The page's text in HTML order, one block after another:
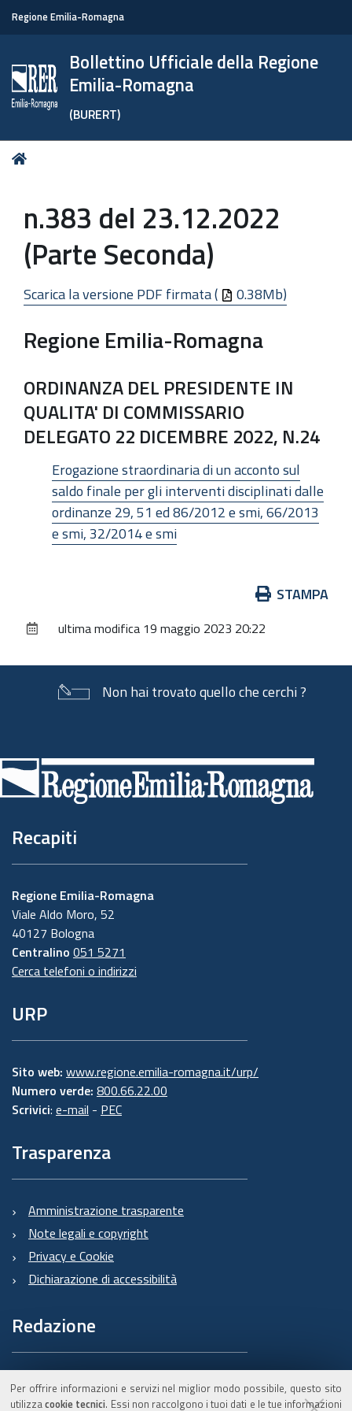
Per offrire informazioni e servizi nel miglior modo possibile, questo sito
utilizzacookie tecnici. Essi non raccolgono i tuoi dati e le tue informazioni
Regione Emilia-Romagna
Bollettino Ufficiale della Regione
Emilia-Romagna
(BURERT)
Tu
n.383 del 23.12.2022
(Parte Seconda)
Scarica la versione PDF firmata ( 0.38Mb)
Regione Emilia-Romagna
ORDINANZA DEL PRESIDENTE IN
QUALITA' DI COMMISSARIO
DELEGATO 22 DICEMBRE 2022, N.24
Erogazione straordinaria di un acconto sul
saldo finale per gli interventi disciplinati dalle
ordinanze 29, 51 ed 86/2012 e smi, 66/2013
e smi, 32/2014 e smi
documento
STAMPA
ultima modifica 19 maggio 2023 20:22
Non hai trovato quello che cerchi ?
di
pagina
Recapiti
Regione Emilia-Romagna
Viale Aldo Moro, 52
40127 Bologna
Centralino 051 5271
Cerca telefoni o indirizzi
URP
Sito web: www.regione.emilia-romagna.it/urp/
Numero verde: 800.66.22.00
Scrivici: e-mail - PEC
Trasparenza
Amministrazione trasparente
Note legali e copyright
Privacy e Cookie
Dichiarazione di accessibilità
Redazione
Informazioni sul Burert
e contatti